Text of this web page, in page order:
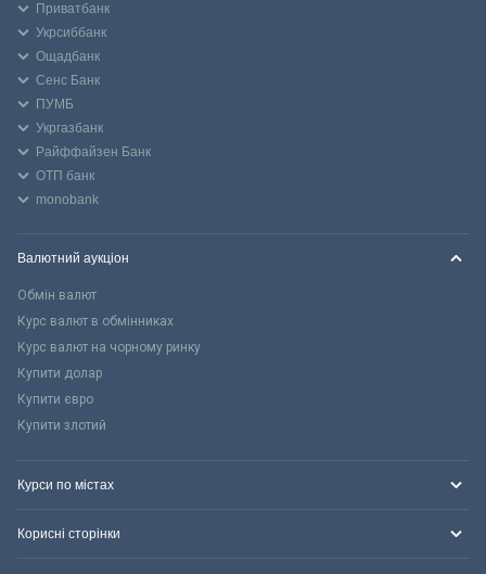
Приватбанк
Укрсиббанк
Ощадбанк
Сенс Банк
ПУМБ
Укргазбанк
Райффайзен Банк
ОТП банк
monobank
Валютний аукціон
Обмін валют
Курс валют в обмінниках
Курс валют на чорному ринку
Купити долар
Купити євро
Купити злотий
Курси по містах
Корисні сторінки